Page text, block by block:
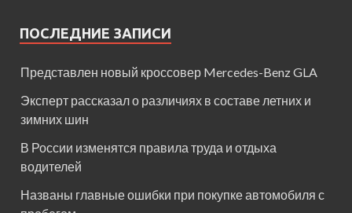
ПОСЛЕДНИЕ ЗАПИСИ
Представлен новый кроссовер Mercedes-Benz GLA
Эксперт рассказал о различиях в составе летних и
зимних шин
В России изменятся правила труда и отдыха
водителей
Названы главные ошибки при покупке автомобиля с